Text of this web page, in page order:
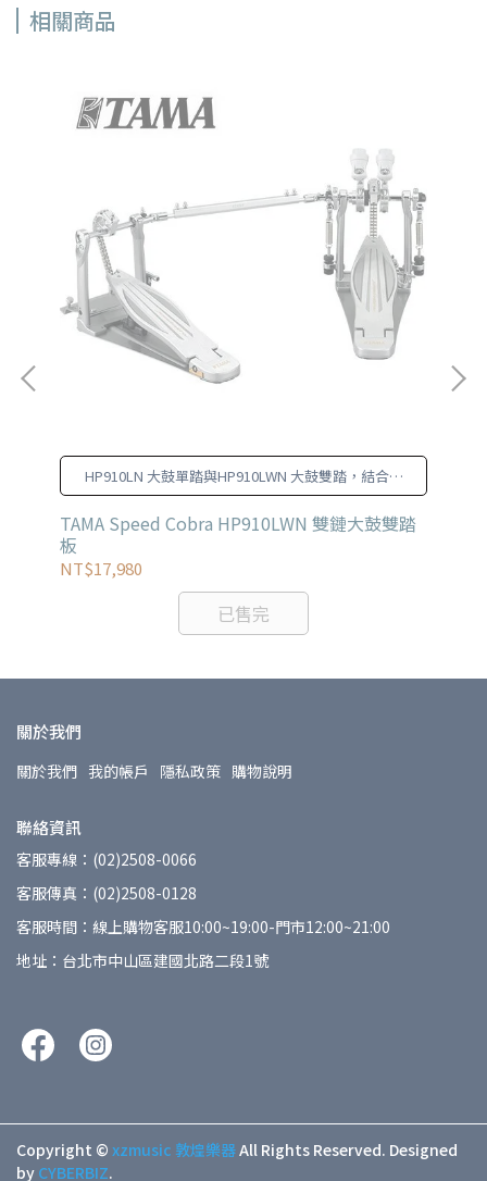
相關商品
HP910LN 大鼓單踏與HP910LWN 大鼓雙踏，結合力
與美的完美工藝。
TAMA Speed Cobra HP910LWN 雙鏈大鼓雙踏
板
NT$17,980
已售完
關於我們
關於我們 我的帳戶 隱私政策 購物說明
聯絡資訊
客服專線：(02)2508-0066
客服傳真：(02)2508-0128
客服時間：線上購物客服10:00~19:00-門市12:00~21:00
地址：台北市中山區建國北路二段1號
Copyright © xzmusic 敦煌樂器All Rights Reserved. Designed
by CYBERBIZ.